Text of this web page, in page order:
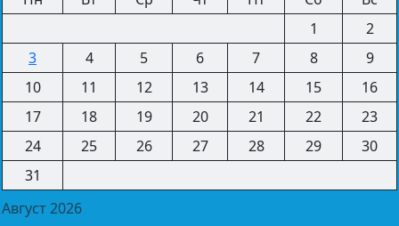
Август 2026
1
2
3
4 5 6 7 8
9
10
11 12 13 14 15
16
17
18 19 20 21 22
23
24
25 26 27 28 29
30
31